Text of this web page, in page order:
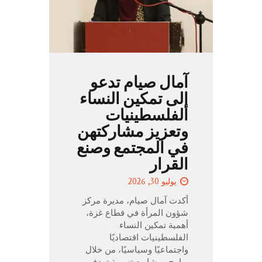
آمال صيام تدعو
إلى تمكين النساء
الفلسطينيات
وتعزيز مشاركتهن
في المجتمع وصنع
القرار
يوليو 30, 2026
أكدت آمال صيام، مديرة مركز
شؤون المرأة في قطاع غزة،
أهمية تمكين النساء
الفلسطينيات اقتصاديًا
واجتماعيًا وسياسيًا، من خلال